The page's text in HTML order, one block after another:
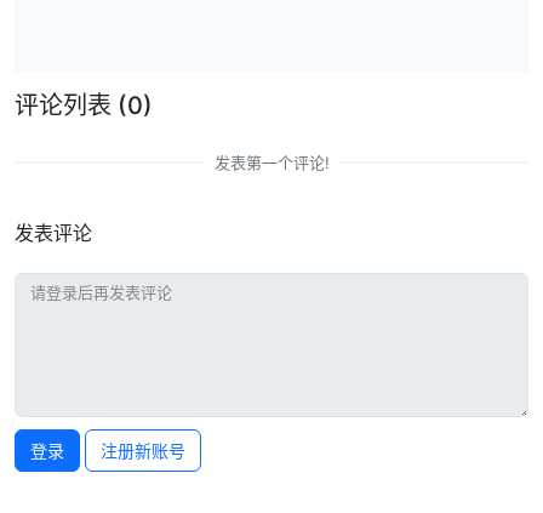
评论列表 (0)
发表第一个评论!
发表评论
登录 注册新账号